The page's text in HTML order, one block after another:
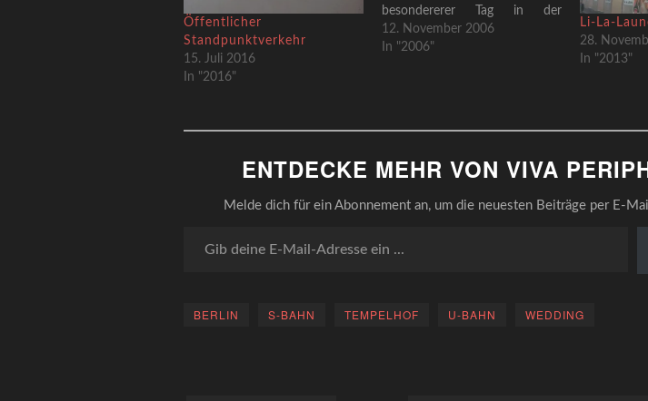
Öffentlicher
Standpunktverkehr
15. Juli 2016
In "2016"
besondererer Tag in der
Geschichte des „Drecksneste
vor den Toren meiner Residenz“
heranzog…
12. November 2006
In "2006"
Li-La-
28.
In "2013"
ENTDECKE MEHR VON VIVA
Melde dich für ein Abonnement an, um die neuesten Beiträge per E-
BERLIN S-BAHN TEMPELHOF U-BAHN WEDDING